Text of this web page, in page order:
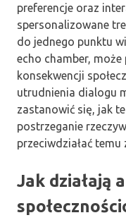
preferencje oraz
spersonalizowane
do jednego punktu
echo chamber,
konsekwencji
utrudnienia dialogu
zastanowić się, jak
postrzeganie
przeciwdziałać temu
Jak działają